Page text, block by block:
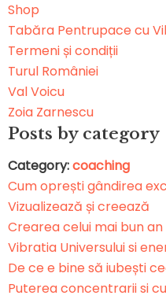
Shop
Tabăra Pentrupace cu
Termeni și condiții
Turul României
Val Voicu
Zoia Zarnescu
Posts by category
Category:coaching
Cum oprești gândirea
Vizualizează și creează
Crearea celui mai bun
Vibratia Universului si
De ce e bine să iubești
Puterea concentrarii si